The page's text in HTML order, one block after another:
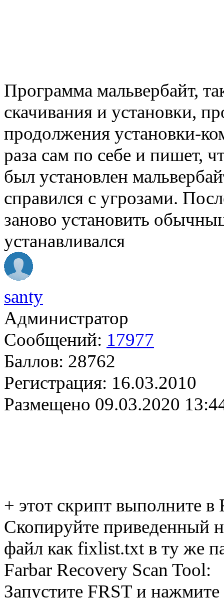
Программа мальвербайт,
скачивания и установки,
продолжения установки-
раза сам по себе и пишет,
был установлен
справился с угрозами.
заново установить
устанавливался
santy
Администратор
Сообщений: 17977
Баллов: 28762
Регистрация: 16.03.2010
Размещено 09.03.2020
+ этот скрипт выполните в
Скопируйте приведенный
файл как fixlist.txt в ту же
Farbar Recovery Scan Tool:
Запустите FRST и